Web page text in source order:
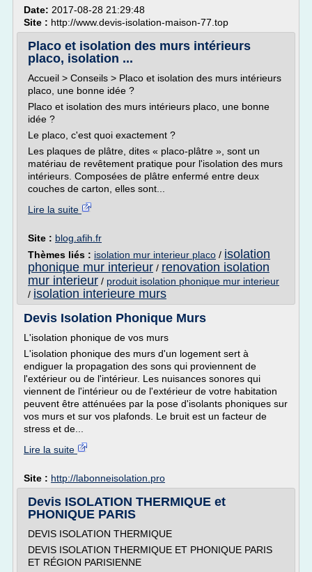
Date: 2017-08-28 21:29:48
Site : http://www.devis-isolation-maison-77.top
Placo et isolation des murs intérieurs
placo, isolation ...
Accueil > Conseils > Placo et isolation des murs intérieurs
placo, une bonne idée ?
Placo et isolation des murs intérieurs placo, une bonne
idée ?
Le placo, c'est quoi exactement ?
Les plaques de plâtre, dites « placo-plâtre », sont un
matériau de revêtement pratique pour l'isolation des murs
intérieurs. Composées de plâtre enfermé entre deux
couches de carton, elles sont...
Lire la suite
Site : blog.afih.fr
Thèmes liés : isolation mur interieur placo / isolation
phonique mur interieur / renovation isolation
mur interieur / produit isolation phonique mur interieur
/ isolation interieure murs
Devis Isolation Phonique Murs
L'isolation phonique de vos murs
L'isolation phonique des murs d'un logement sert à
endiguer la propagation des sons qui proviennent de
l'extérieur ou de l'intérieur. Les nuisances sonores qui
viennent de l'intérieur ou de l'extérieur de votre habitation
peuvent être atténuées par la pose d'isolants phoniques sur
vos murs et sur vos plafonds. Le bruit est un facteur de
stress et de...
Lire la suite
Site : http://labonneisolation.pro
Devis ISOLATION THERMIQUE et
PHONIQUE PARIS
DEVIS ISOLATION THERMIQUE
DEVIS ISOLATION THERMIQUE ET PHONIQUE PARIS
ET RÉGION PARISIENNE